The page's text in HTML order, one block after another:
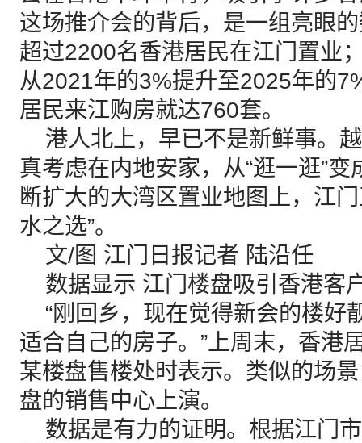
这场推介会的背后，是一组亮眼
超过2200名香港居民在江门置业
从2021年的3%提升至2025年的
居民来江购房就达760套。
港人北上，早已不是新鲜事。
真考虑在内地安家，从“逛一逛”变
断扩大的大湾区置业地图上，江
水之选”。
文/图 江门日报记者 陆沿任
数据显示 江门楼盘吸引香港客
“刚回乡，现在觉得新会的楼好
适合自己的房子。”上周末，香港
某楼盘售楼处时表示。类似的场
盘的销售中心上演。
数据是有力的证明。根据江门